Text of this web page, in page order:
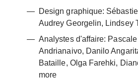
Design graphique:
Audrey Georgelin, Lindsey
Analystes d'affaire:
Andrianaivo, Danilo
Bataille, Olga Farehki,
more